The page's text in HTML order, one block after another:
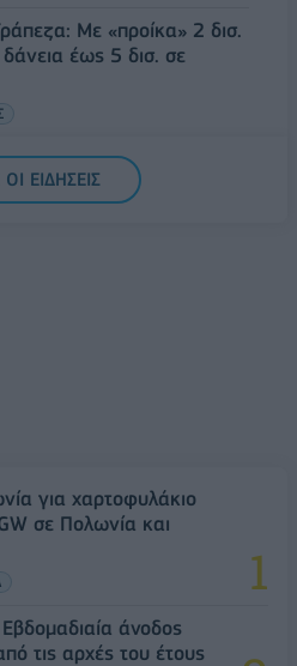
Με «προίκα» 2 δισ.
έως 5 δισ. σε
Πού βρίσκεται η
μετάβαση
ΕΙΔΗΣΕΙΣ
για χαρτοφυλάκιο
σε Πολωνία και
άνοδος
τις αρχές του έτους